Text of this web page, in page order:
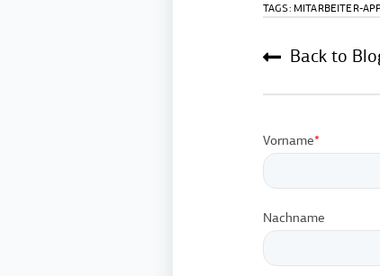
TAGS: MITARBEITER-
Back to
Vorname*
Nachname